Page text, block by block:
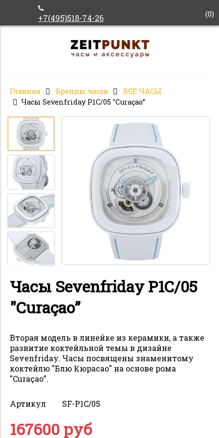
+7(495)518-74-26 (0)
Главная Бренды часов
ВСЕ ЧАСЫ
Часы Sevenfriday P1C/05 "Curaçao”
Часы Sevenfriday P1C/05
"Curaçao”
Вторая модель в линейке из керамики, а также
развитие коктейльной темы в дизайне
Sevenfriday. Часы посвящены знаменитому
коктейлю "Блю Кюрасао" на основе рома
"Curaçao”.
Артикул SF-P1C/05
167600 руб